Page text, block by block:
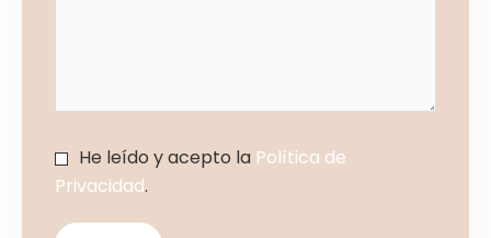
He leído y acepto la Política de
Privacidad.